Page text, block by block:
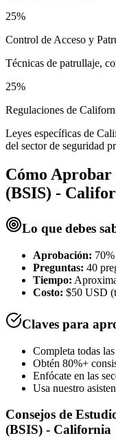
25%
Control de Acceso y
Técnicas de patrullaje,
25%
Regulaciones de
Leyes específicas de
del sector de seguridad
Cómo Aprobar
(BSIS) -
Lo que debes
Aprobación:
Preguntas: 40
Tiempo:
Costo: $50 USD
Claves para
Completa todas
Obtén 80%+
Enfócate en las
Usa nuestro
Consejos de
(BSIS) - California